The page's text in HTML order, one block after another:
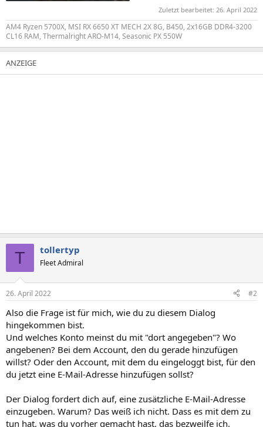
Zuletzt bearbeitet: 26. April 2022
AM4 Ryzen 5700X, MSI RX 6650 XT MECH 2X 8G, B450, 2x16GB DDR4-3200
CL16 RAM, Thermalright ARO-M14, Seasonic PX 550W
T tollertyp
Fleet Admiral
26. April 2022 #2
Also die Frage ist für mich, wie du zu diesem Dialog
hingekommen bist.
Und welches Konto meinst du mit "dort angegeben"? Wo
angebenen? Bei dem Account, den du gerade hinzufügen
willst? Oder den Account, mit dem du eingeloggt bist, für den
du jetzt eine E-Mail-Adresse hinzufügen sollst?
Der Dialog fordert dich auf, eine zusätzliche E-Mail-Adresse
einzugeben. Warum? Das weiß ich nicht. Dass es mit dem zu
tun hat, was du vorher gemacht hast, das bezweilfe ich.